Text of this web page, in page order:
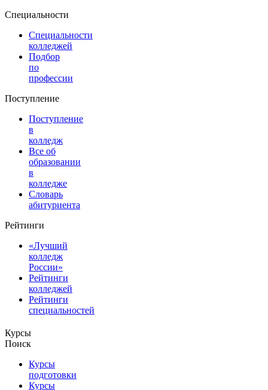
Специальности
Специальности
колледжей
Подбор
по
профессии
Поступление
Поступление
в
колледж
Все об
образовании
в
колледже
Словарь
абитуриента
Рейтинги
«Лучший
колледж
России»
Рейтинги
колледжей
Рейтинги
специальностей
Курсы
Поиск
Курсы
подготовки
Курсы